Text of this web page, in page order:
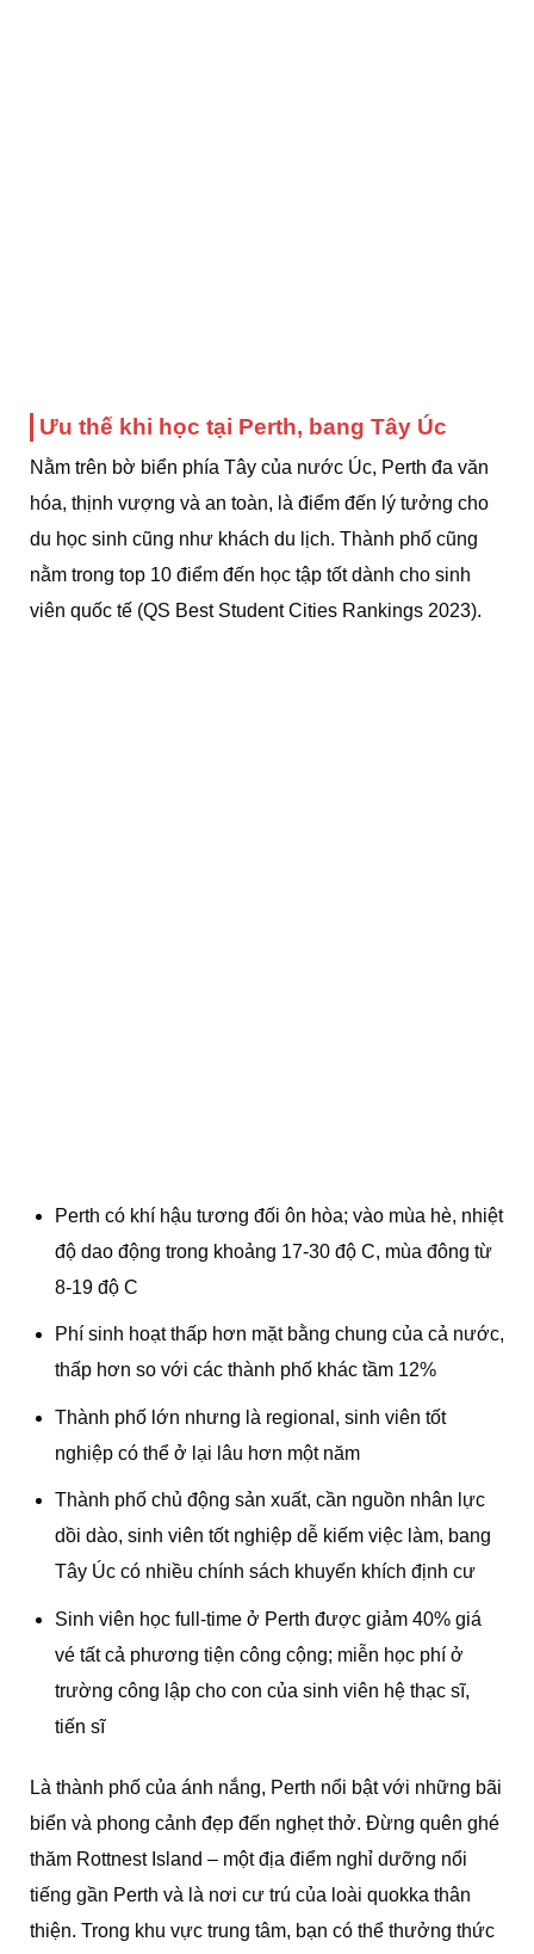
Ưu thế khi học tại Perth, bang Tây Úc
Nằm trên bờ biển phía Tây của nước Úc, Perth đa văn
hóa, thịnh vượng và an toàn, là điểm đến lý tưởng cho
du học sinh cũng như khách du lịch. Thành phố cũng
nằm trong top 10 điểm đến học tập tốt dành cho sinh
viên quốc tế (QS Best Student Cities Rankings 2023).
Perth có khí hậu tương đối ôn hòa; vào mùa hè, nhiệt
độ dao động trong khoảng 17-30 độ C, mùa đông từ
8-19 độ C
Phí sinh hoạt thấp hơn mặt bằng chung của cả nước,
thấp hơn so với các thành phố khác tầm 12%
Thành phố lớn nhưng là regional, sinh viên tốt
nghiệp có thể ở lại lâu hơn một năm
Thành phố chủ động sản xuất, cần nguồn nhân lực
dồi dào, sinh viên tốt nghiệp dễ kiếm việc làm, bang
Tây Úc có nhiều chính sách khuyến khích định cư
Sinh viên học full-time ở Perth được giảm 40% giá
vé tất cả phương tiện công cộng; miễn học phí ở
trường công lập cho con của sinh viên hệ thạc sĩ,
tiến sĩ
Là thành phố của ánh nắng, Perth nổi bật với những bãi
biển và phong cảnh đẹp đến nghẹt thở. Đừng quên ghé
thăm Rottnest Island – một địa điểm nghỉ dưỡng nổi
tiếng gần Perth và là nơi cư trú của loài quokka thân
thiện. Trong khu vực trung tâm, bạn có thể thưởng thức